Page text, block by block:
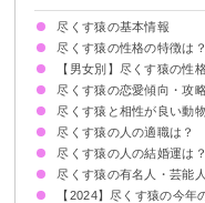
尽くす猿の基本情報
尽くす猿の性格の特徴は？
①愛嬌があり素直
②ゲーム感覚で楽しむ
③観察力があり器用
④簡単に諦めない
⑤長期戦は苦手
【男女別】尽くす猿の性
尽くす猿の男性の性格の
尽くす猿の女性の性格の
尽くす猿の恋愛傾向・攻
好きなタイプ
攻略法・落とし方
尽くす猿と相性が良い動
5位：統率力のあるライオ
4位：穏やかな狼
3位：サービス精神旺盛
2位：強靭な翼をもペガサ
1位：愛情あふれる虎
尽くす猿の人の適職は？
尽くす猿の人の結婚運は？
尽くす猿の有名人・芸能
【2024】尽くす猿の今年